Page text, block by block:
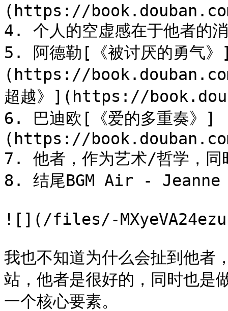
(https://
4. 个人的空虚感在于他者的
5. 阿德勒[《被讨厌的勇气
(https://
超越》](https://
6. 巴迪欧[《爱的多重奏》]
(https://
7. 他者，作为艺术/哲学，同
8. 结尾BGM Air -
![](/files/-
我也不知道为什么会扯到他者
站，他者是很好的，同时也是
一个核心要素。